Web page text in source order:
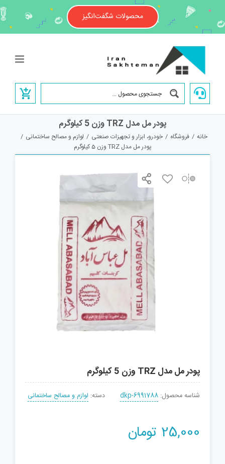
content
محصولات شگفت‌انگیز
پودر مل مدل TRZ وزن 5 کیلوگرم
خانه / فروشگاه / خودرو، ابزار و تجهیزات صنعتی / لوازم و مصالح ساختمانی /
پودر مل مدل TRZ وزن 5 کیلوگرم
پودر مل مدل TRZ وزن 5 کیلوگرم
شناسه محصول: dkp-6991788 دسته: لوازم و مصالح ساختمانی
25,000 تومان